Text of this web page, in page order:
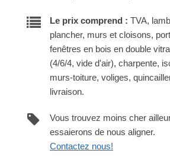
Le prix comprend : TVA,
plancher, murs et cloisons,
fenêtres en bois en double
(4/6/4, vide d'air), charpente,
murs-toiture, voliges,
livraison.
Vous trouvez moins cher
essaierons de nous aligner.
Contactez nous!